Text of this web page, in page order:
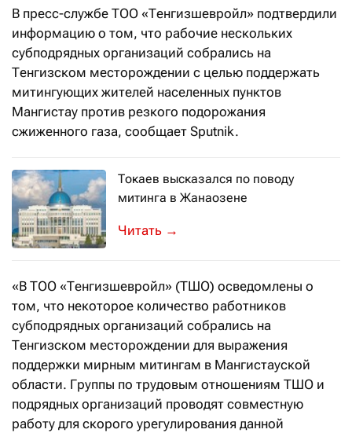
В пресс-службе ТОО «Тенгизшевройл» подтвердили
информацию о том, что рабочие нескольких
субподрядных организаций собрались на
Тенгизском месторождении с целью поддержать
митингующих жителей населенных пунктов
Мангистау против резкого подорожания
сжиженного газа, сообщает Sputnik.
Токаев высказался по поводу
митинга в Жанаозене
По словам главы государства,
→
«В ТОО «Тенгизшевройл» (ТШО) осведомлены о
том, что некоторое количество работников
субподрядных организаций собрались на
Тенгизском месторождении для выражения
поддержки мирным митингам в Мангистауской
области. Группы по трудовым отношениям ТШО и
подрядных организаций проводят совместную
работу для скорого урегулирования данной